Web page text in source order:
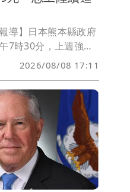
導】日本熊本縣政府
7時30分，上週強震
；今天是地震過後，
義工進入所迎接的第
的志工已經額滿。
2026/08/08 17:11